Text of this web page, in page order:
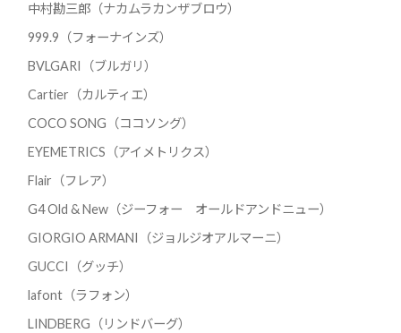
中村勘三郎（ナカムラカンザブロウ）
999.9（フォーナインズ）
BVLGARI（ブルガリ）
Cartier（カルティエ）
COCO SONG（ココソング）
EYEMETRICS（アイメトリクス）
Flair（フレア）
G4 Old & New（ジーフォー オールドアンドニュー）
GIORGIO ARMANI（ジョルジオアルマーニ）
GUCCI（グッチ）
lafont（ラフォン）
LINDBERG（リンドバーグ）